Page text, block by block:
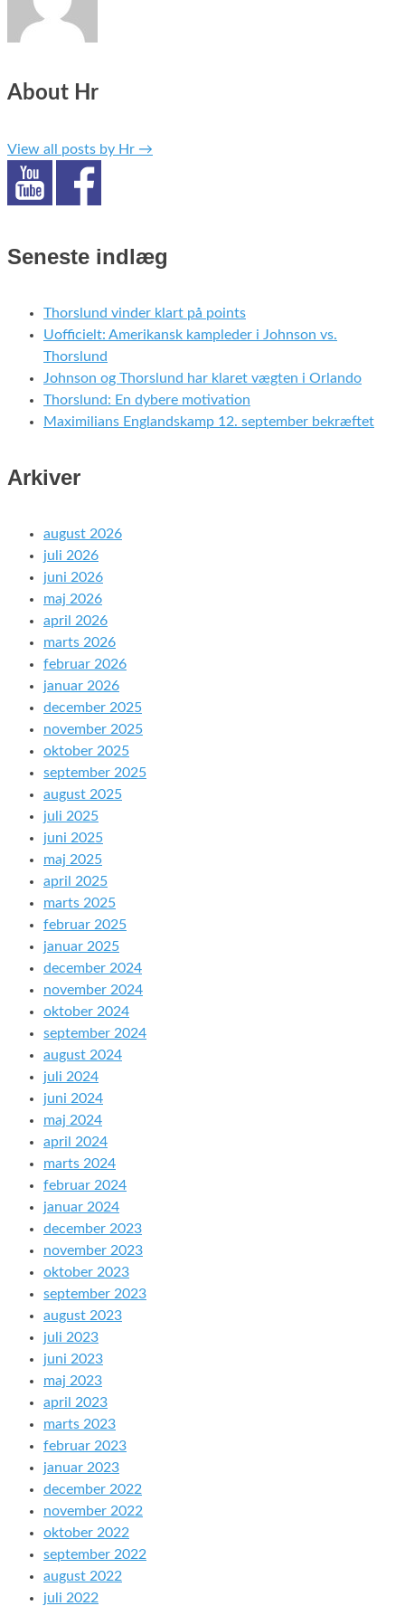
About Hr
View all posts by Hr →
Seneste indlæg
Thorslund vinder klart på points
Uofficielt: Amerikansk kampleder i Johnson vs.
Thorslund
Johnson og Thorslund har klaret vægten i Orlando
Thorslund: En dybere motivation
Maximilians Englandskamp 12. september bekræftet
Arkiver
august 2026
juli 2026
juni 2026
maj 2026
april 2026
marts 2026
februar 2026
januar 2026
december 2025
november 2025
oktober 2025
september 2025
august 2025
juli 2025
juni 2025
maj 2025
april 2025
marts 2025
februar 2025
januar 2025
december 2024
november 2024
oktober 2024
september 2024
august 2024
juli 2024
juni 2024
maj 2024
april 2024
marts 2024
februar 2024
januar 2024
december 2023
november 2023
oktober 2023
september 2023
august 2023
juli 2023
juni 2023
maj 2023
april 2023
marts 2023
februar 2023
januar 2023
december 2022
november 2022
oktober 2022
september 2022
august 2022
juli 2022